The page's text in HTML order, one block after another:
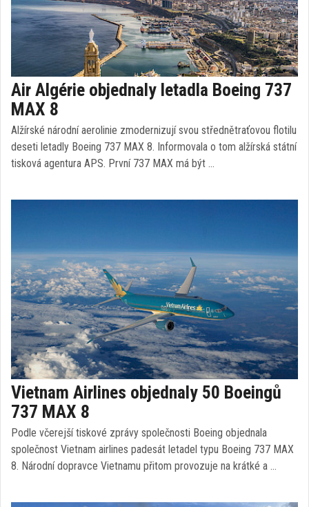
Air Algérie objednaly letadla Boeing 737
MAX 8
Alžírské národní aerolinie zmodernizují svou střednětraťovou flotilu
deseti letadly Boeing 737 MAX 8. Informovala o tom alžírská státní
tisková agentura APS. První 737 MAX má být …
Vietnam Airlines objednaly 50 Boeingů
737 MAX 8
Podle včerejší tiskové zprávy společnosti Boeing objednala
společnost Vietnam airlines padesát letadel typu Boeing 737 MAX
8. Národní dopravce Vietnamu přitom provozuje na krátké a …